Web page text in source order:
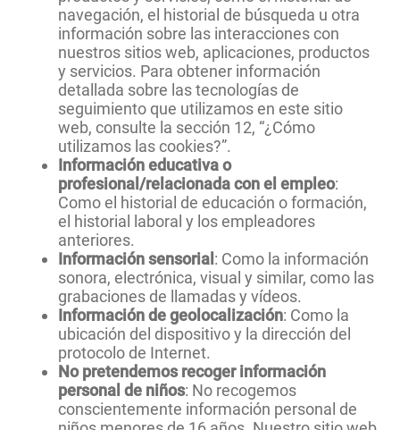
navegación, el historial de búsqueda u otra
información sobre las interacciones con
nuestros sitios web, aplicaciones, productos
y servicios. Para obtener información
detallada sobre las tecnologías de
seguimiento que utilizamos en este sitio
web, consulte la sección 12, “¿Cómo
utilizamos las cookies?”.
Información educativa o
profesional/relacionada con el empleo:
Como el historial de educación o formación,
el historial laboral y los empleadores
anteriores.
Información sensorial : Como la información
sonora, electrónica, visual y similar, como las
grabaciones de llamadas y vídeos.
Información de geolocalización: Como la
ubicación del dispositivo y la dirección del
protocolo de Internet.
No pretendemos recoger información
personal de niños: No recogemos
conscientemente información personal de